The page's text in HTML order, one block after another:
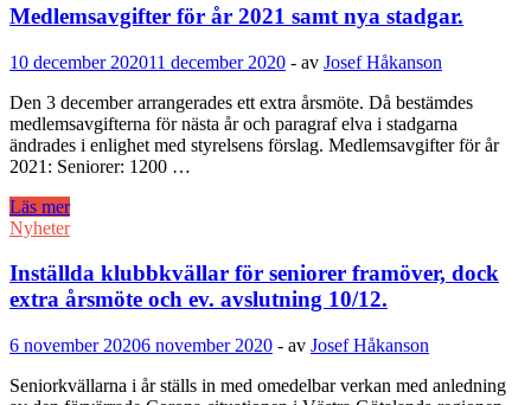
blixtturneringar
på
Lichess,
öppna
för
spelare
från
VSF.
Medlemsavgifter för år 2021 samt nya stadgar.
10 december 202011 december 2020 - av Josef Håkanson
Den 3 december arrangerades ett extra årsmöte. Då bestämdes
medlemsavgifterna för nästa år och paragraf elva i stadgarna
ändrades i enlighet med styrelsens förslag. Medlemsavgifter för år
2021: Seniorer: 1200 …
Medlemsavgifter
för
2021
samt
nya
Läs mer
Nyheter
Inställda klubbkvällar för seniorer framöver, dock
extra årsmöte och ev. avslutning 10/12.
6 november 20206 november 2020 - av Josef Håkanson
Seniorkvällarna i år ställs in med omedelbar verkan med anledning